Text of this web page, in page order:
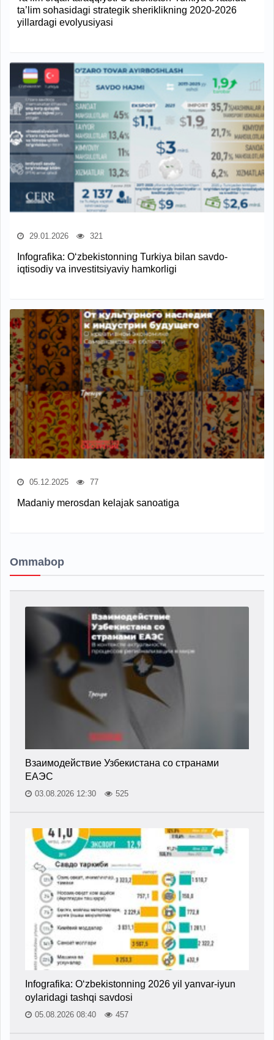
ta’lim sohasidagi strategik sheriklikning 2020-2026
yillardagi evolyusiyasi
29.01.2026 321
Infografika: O‘zbekistonning Turkiya bilan savdo-
iqtisodiy va investitsiyaviy hamkorligi
05.12.2025 77
Madaniy merosdan kelajak sanoatiga
Ommabop
Взаимодействие Узбекистана со странами
ЕАЭС
03.08.2026 12:30 525
Infografika: O‘zbekistonning 2026 yil yanvar-iyun
oylaridagi tashqi savdosi
05.08.2026 08:40 457